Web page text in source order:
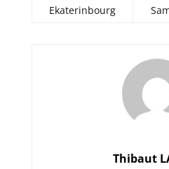
Ekaterinbourg
Thibaut